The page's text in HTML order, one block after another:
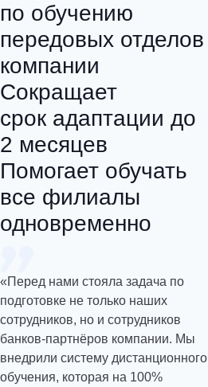
по обучению
передовых отделов
компании
Сокращает
срок адаптации до
2 месяцев
Помогает обучать
все филиалы
одновременно
«Перед нами стояла задача по
подготовке не только наших
сотрудников, но и сотрудников
банков-партнёров компании. Мы
внедрили систему дистанционного
обучения, которая на 100%